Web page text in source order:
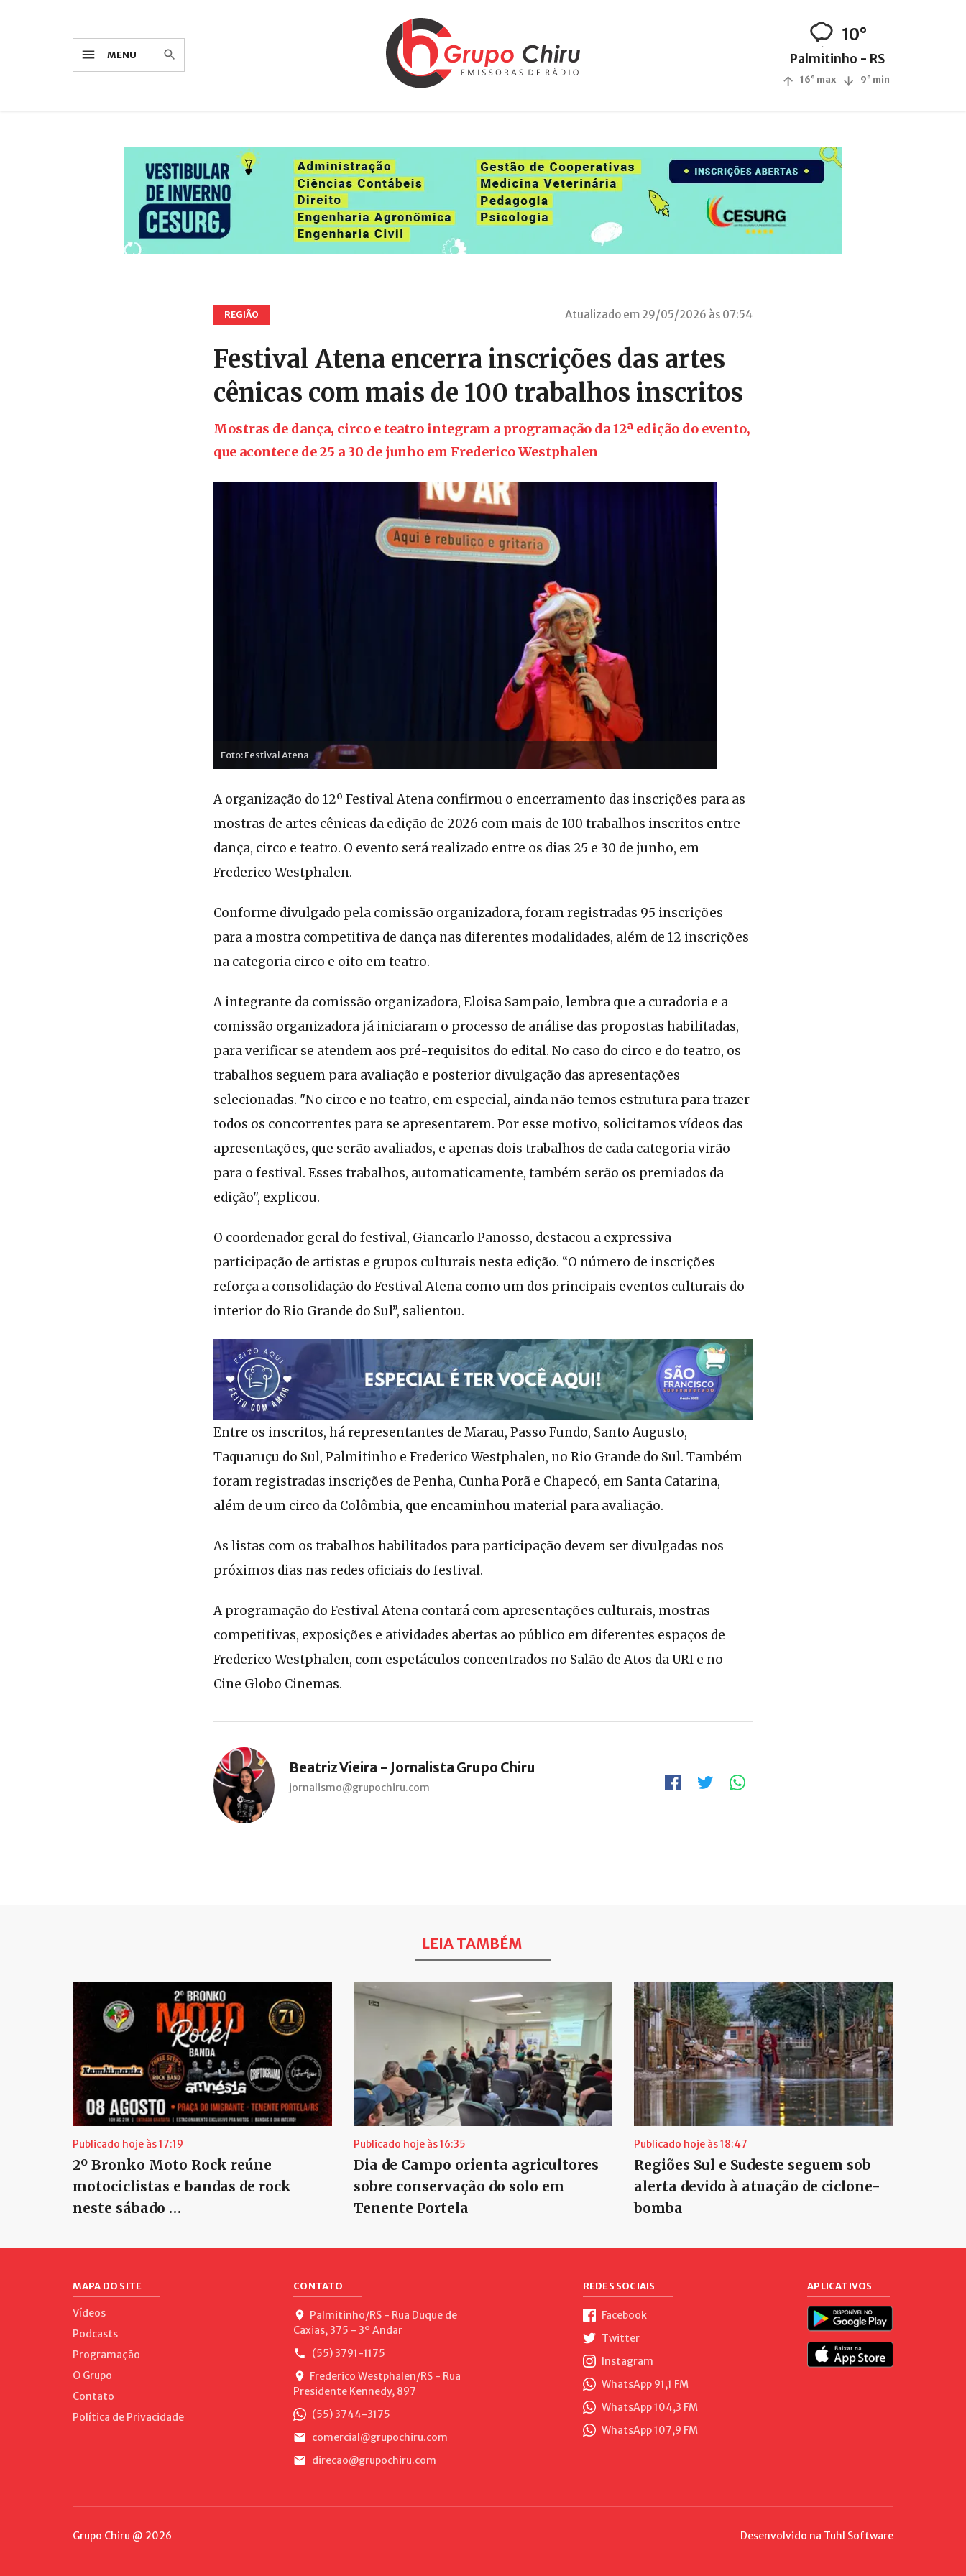
MENU
10°
Palmitinho - RS
16° max 9° min
REGIÃO Atualizado em 29/05/2026 às 07:54
Festival Atena encerra inscrições das artes
cênicas com mais de 100 trabalhos inscritos
Mostras de dança, circo e teatro integram a programação da 12ª edição do evento,
que acontece de 25 a 30 de junho em Frederico Westphalen
Foto: Festival Atena
A organização do 12º Festival Atena confirmou o encerramento das inscrições para as
mostras de artes cênicas da edição de 2026 com mais de 100 trabalhos inscritos entre
dança, circo e teatro. O evento será realizado entre os dias 25 e 30 de junho, em
Frederico Westphalen.
Conforme divulgado pela comissão organizadora, foram registradas 95 inscrições
para a mostra competitiva de dança nas diferentes modalidades, além de 12 inscrições
na categoria circo e oito em teatro.
A integrante da comissão organizadora, Eloisa Sampaio, lembra que a curadoria e a
comissão organizadora já iniciaram o processo de análise das propostas habilitadas,
para verificar se atendem aos pré-requisitos do edital. No caso do circo e do teatro, os
trabalhos seguem para avaliação e posterior divulgação das apresentações
selecionadas. "No circo e no teatro, em especial, ainda não temos estrutura para trazer
todos os concorrentes para se apresentarem. Por esse motivo, solicitamos vídeos das
apresentações, que serão avaliados, e apenas dois trabalhos de cada categoria virão
para o festival. Esses trabalhos, automaticamente, também serão os premiados da
edição", explicou.
O coordenador geral do festival, Giancarlo Panosso, destacou a expressiva
participação de artistas e grupos culturais nesta edição. “O número de inscrições
reforça a consolidação do Festival Atena como um dos principais eventos culturais do
interior do Rio Grande do Sul”, salientou.
Entre os inscritos, há representantes de Marau, Passo Fundo, Santo Augusto,
Taquaruçu do Sul, Palmitinho e Frederico Westphalen, no Rio Grande do Sul. Também
foram registradas inscrições de Penha, Cunha Porã e Chapecó, em Santa Catarina,
além de um circo da Colômbia, que encaminhou material para avaliação.
As listas com os trabalhos habilitados para participação devem ser divulgadas nos
próximos dias nas redes oficiais do festival.
A programação do Festival Atena contará com apresentações culturais, mostras
competitivas, exposições e atividades abertas ao público em diferentes espaços de
Frederico Westphalen, com espetáculos concentrados no Salão de Atos da URI e no
Cine Globo Cinemas.
Beatriz Vieira - Jornalista Grupo Chiru
jornalismo@grupochiru.com
LEIA TAMBÉM
Publicado hoje às 17:19
2º Bronko Moto Rock reúne
motociclistas e bandas de rock
neste sábado …
Publicado hoje às 16:35
Dia de Campo orienta agricultores
sobre conservação do solo em
Tenente Portela
Publicado hoje às 18:47
Regiões Sul e Sudeste seguem sob
alerta devido à atuação de ciclone-
bomba
MAPA DO SITE
Vídeos
Podcasts
Programação
O Grupo
Contato
Política de Privacidade
CONTATO
Palmitinho/RS - Rua Duque de
Caxias, 375 - 3º Andar
(55) 3791-1175
Frederico Westphalen/RS - Rua
Presidente Kennedy, 897
(55) 3744-3175
comercial@grupochiru.com
direcao@grupochiru.com
REDES SOCIAIS
Facebook
Twitter
Instagram
WhatsApp 91,1 FM
WhatsApp 104,3 FM
WhatsApp 107,9 FM
APLICATIVOS
Grupo Chiru @ 2026 Desenvolvido na Tuhl Software